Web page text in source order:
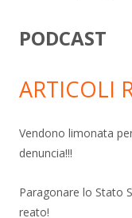
PODCAST
ARTICOLI
Vendono limonata
denuncia!!!
Paragonare lo Stato
reato!